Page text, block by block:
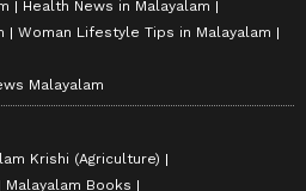
Health News in Malayalam
Woman Lifestyle Tips in Malayalam
Malayalam
Krishi (Agriculture)
Malayalam Books